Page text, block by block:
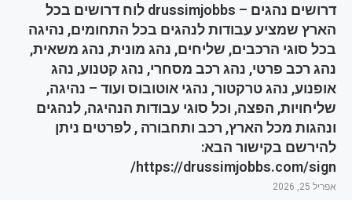
דרושים נהגים – drussimjobbs לוח דרושים בכל
הארץ שמציע עבודות לנהגים בכל התחומים, נהיגה
בכל סוגי הרכבים, שליחים, נהג מונית, נהג משאית,
נהג רכב פרטי, נהג רכב מסחרי, נהג קטנוע, נהג
אופנוע, נהג טרקטור, נהגי אוטובוס ועוד – נהיגה,
שליחויות, הפצה, וכל סוגי עבודות הנהיגה, לנהגים
ונהגות מכל הארץ, רכב ותחבורה , לפרטים ניתן
להירשם בקישור הבא:
https://drussimjobbs.com/sign/
אפריל 25, 2026